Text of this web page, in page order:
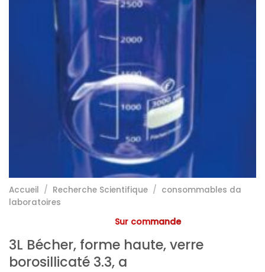
Accueil / Recherche Scientifique / consommables da
laboratoires
Sur commande
3L Bécher, forme haute, verre
borosillicaté 3.3, a